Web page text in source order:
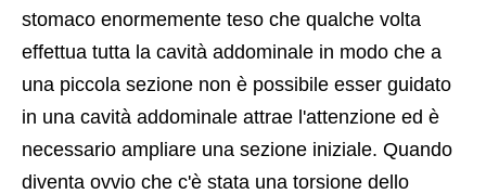
stomaco enormemente teso che qualche volta
effettua tutta la cavità addominale in modo che a
una piccola sezione non è possibile esser guidato
in una cavità addominale attrae l'attenzione ed è
necessario ampliare una sezione iniziale. Quando
diventa ovvio che c'è stata una torsione dello